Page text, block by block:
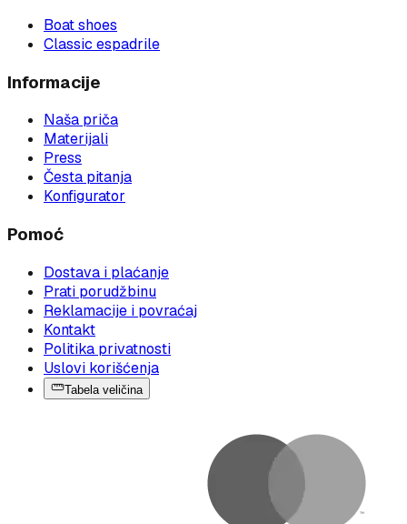
Boat shoes
Classic espadrile
Informacije
Naša priča
Materijali
Press
Česta pitanja
Konfigurator
Pomoć
Dostava i plaćanje
Prati porudžbinu
Reklamacije i povraćaj
Kontakt
Politika privatnosti
Uslovi korišćenja
Tabela veličina